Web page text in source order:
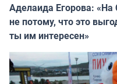
Аделаида Егорова:
не потому, что это
ты им интересен»